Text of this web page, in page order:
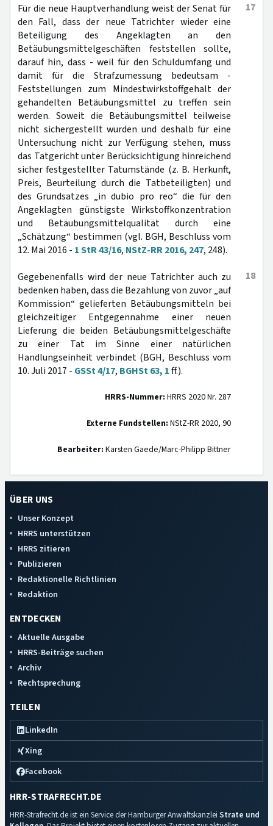
17
Für die neue Hauptverhandlung weist der Senat für
den Fall, dass der neue Tatrichter wieder eine
Beteiligung des Angeklagten an den
Betäubungsmittelgeschäften feststellen sollte,
darauf hin, dass - weil für den Schuldumfang und
damit für die Strafzumessung bedeutsam -
Feststellungen zum Mindestwirkstoffgehalt der
gehandelten Betäubungsmittel zu treffen sein
werden. Soweit die Betäubungsmittel teilweise
nicht sichergestellt wurden und deshalb für eine
Untersuchung nicht zur Verfügung stehen, muss
das Tatgericht unter Berücksichtigung hinreichend
sicher festgestellter Tatumstände (z. B. Herkunft,
Preis, Beurteilung durch die Tatbeteiligten) und
des Grundsatzes „in dubio pro reo“ die für den
Angeklagten günstigste Wirkstoffkonzentration
und Betäubungsmittelqualität durch eine
„Schätzung“ bestimmen (vgl. BGH, Beschluss vom
12. Mai 2016 - 1 StR 43/16, NStZ-RR 2016, 247, 248).
18
Gegebenenfalls wird der neue Tatrichter auch zu
bedenken haben, dass die Bezahlung von zuvor „auf
Kommission“ gelieferten Betäubungsmitteln bei
gleichzeitiger Entgegennahme einer neuen
Lieferung die beiden Betäubungsmittelgeschäfte
zu einer Tat im Sinne einer natürlichen
Handlungseinheit verbindet (BGH, Beschluss vom
10. Juli 2017 - GSSt 4/17, BGHSt 63, 1ff.).
HRRS-Nummer: HRRS 2020 Nr. 287
Externe Fundstellen: NStZ-RR 2020, 90
Bearbeiter: Karsten Gaede/Marc-Philipp Bittner
ÜBER UNS
Unser Konzept
HRRS unterstützen
HRRS zitieren
Publizieren
Redaktionelle Richtlinien
Redaktion
ENTDECKEN
Aktuelle Ausgabe
HRRS-Beiträge suchen
Archiv
Rechtsprechung
TEILEN
LinkedIn
Xing
Facebook
HRR-STRAFRECHT.DE
HRR-Strafrecht.de ist ein Service der Hamburger Anwaltskanzlei Strate und